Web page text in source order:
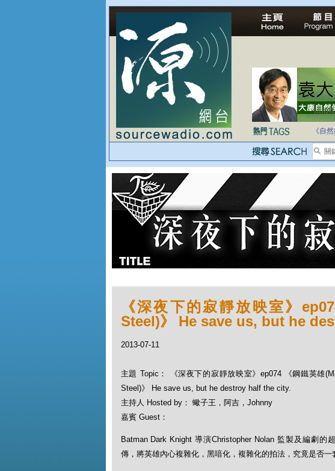
法治
自家
《自
《深夜下的寂靜放映室》
Steel)》 He save us, but he
2013-07-11
主題 Topic： 《深夜下的寂靜放映室》ep074 《鋼鐵英雄
Steel)》 He save us, but he destroy half the city.
主持人 Hosted by： 蠍子王，阿吉，Johnny
嘉賓 Guest：
Batman Dark Knight 導演Christopher Nolan 監製及編劇的
傳，將英雄內心複雜化，黑喑化，複雜化的拍法，究竟是否一